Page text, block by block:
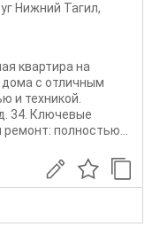
Нижний Тагил,
квартира на
с отличным
и техникой.
34. Ключевые
полностью...